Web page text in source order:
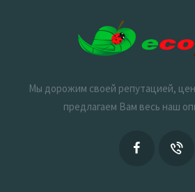
Мы дорожим своей репутацией,
предлагаем Вам весь наш